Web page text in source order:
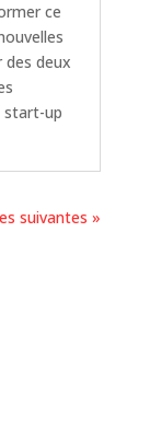
ce
des deux
start-up
suivantes »